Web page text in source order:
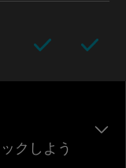
クしよう